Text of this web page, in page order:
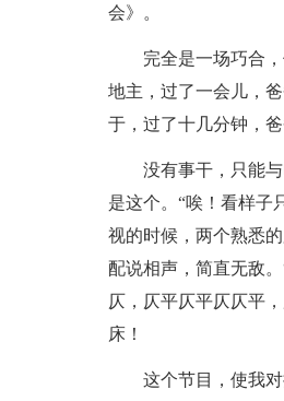
会》。
完全是一场巧合
地主，过了一会儿，
于，过了十几分钟，
没有事干，只能
是这个。“唉！看样子
视的时候，两个熟悉
配说相声，简直无敌
仄，仄平仄平仄仄平
床！
这个节目，使我